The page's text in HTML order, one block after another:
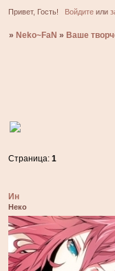
Привет, Гость! Войдитеили
» Neko~FaN » Ваше
Страница:1
Ин
Неко